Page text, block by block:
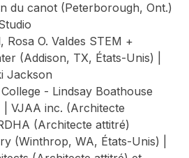
du canot (Peterborough, Ont.)
Rosa O. Valdes STEM +
(Addison, TX, États-Unis) |
Jackson
- Lindsay Boathouse
VJAA inc. (Architecte
(Architecte attitré)
(Winthrop, WA, États-Unis) |